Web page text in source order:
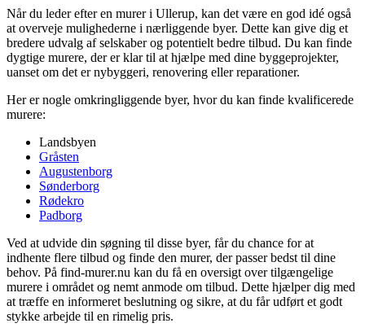
Når du leder efter en murer i Ullerup, kan det være en god idé også
at overveje mulighederne i nærliggende byer. Dette kan give dig et
bredere udvalg af selskaber og potentielt bedre tilbud. Du kan finde
dygtige murere, der er klar til at hjælpe med dine byggeprojekter,
uanset om det er nybyggeri, renovering eller reparationer.
Her er nogle omkringliggende byer, hvor du kan finde kvalificerede
murere:
Landsbyen
Gråsten
Augustenborg
Sønderborg
Rødekro
Padborg
Ved at udvide din søgning til disse byer, får du chance for at
indhente flere tilbud og finde den murer, der passer bedst til dine
behov. På find-murer.nu kan du få en oversigt over tilgængelige
murere i området og nemt anmode om tilbud. Dette hjælper dig med
at træffe en informeret beslutning og sikre, at du får udført et godt
stykke arbejde til en rimelig pris.